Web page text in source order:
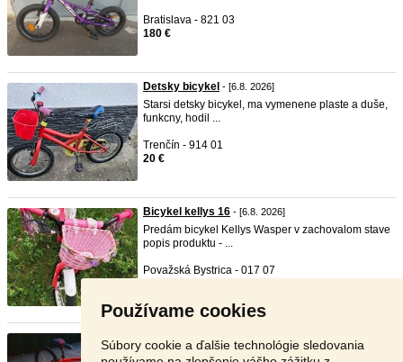
Používame cookies
Súbory cookie a ďalšie technológie sledovania
Bratislava - 821 03
180 €
Detsky bicykel - [6.8. 2026]
Starsi detsky bicykel, ma vymenene plaste a duše,
funkcny, hodil ...
Trenčín - 914 01
20 €
Bicykel kellys 16 - [6.8. 2026]
Predám bicykel Kellys Wasper v zachovalom stave
popis produktu - ...
Považská Bystrica - 017 07
Detský bicykel MRX ELITE 24" Bicykel je vybavený